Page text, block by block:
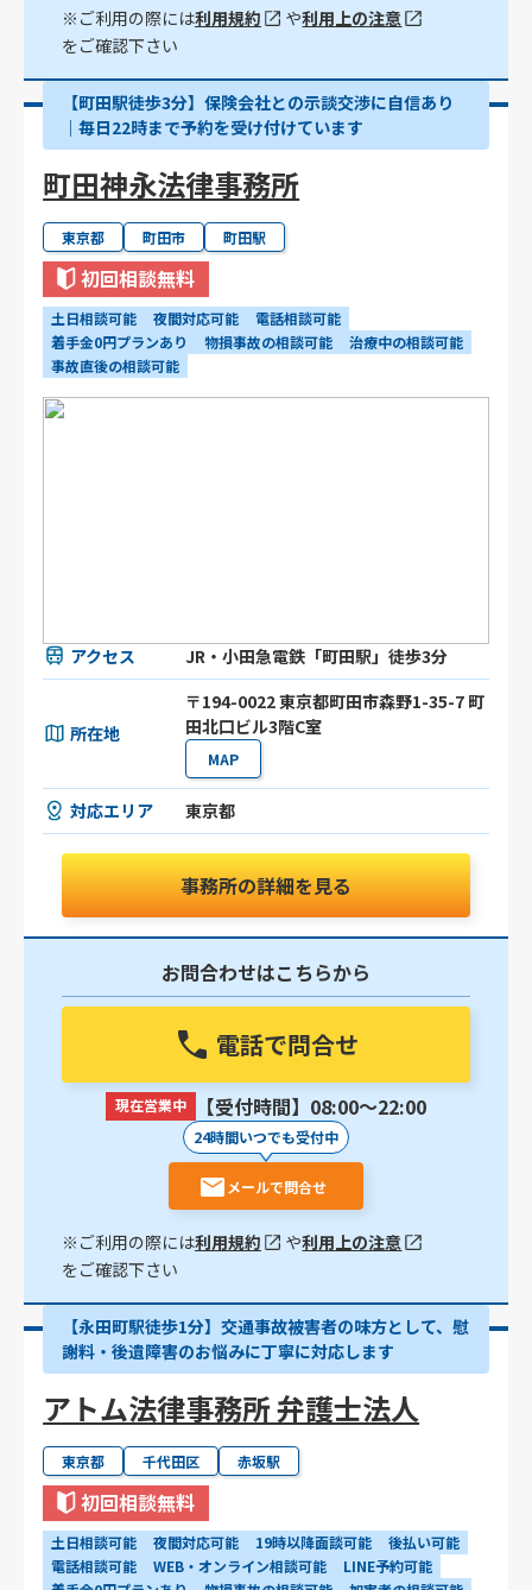
※ご利用の際には利用規約 や利用上の注意
をご確認下さい
【町田駅徒歩3分】保険会社との示談交渉に自信あり
｜毎日22時まで予約を受け付けています
町田神永法律事務所
東京都 町田市 町田駅
初回相談無料
土日相談可能 夜間対応可能
電話相談可能
着手金0円プランあり
物損事故の相談可能
治療中の相談可能
事故直後の相談可能
アクセス JR・小田急電鉄「町田駅」徒歩3分
所在地
〒194-0022 東京都町田市森野1-35-7 町
田北口ビル3階C室
MAP
対応エリア 東京都
事務所の詳細を見る
お問合わせはこちらから
電話で問合せ
現在営業中 【受付時間】08:00〜22:00
24時間いつでも受付中
メールで問合せ
※ご利用の際には利用規約 や利用上の注意
をご確認下さい
【永田町駅徒歩1分】交通事故被害者の味方として、慰
謝料・後遺障害のお悩みに丁寧に対応します
アトム法律事務所 弁護士法人
東京都 千代田区 赤坂駅
初回相談無料
土日相談可能 夜間対応可能 19時以降面談可能
後払い可能
電話相談可能
WEB・オンライン相談可能
LINE予約可能